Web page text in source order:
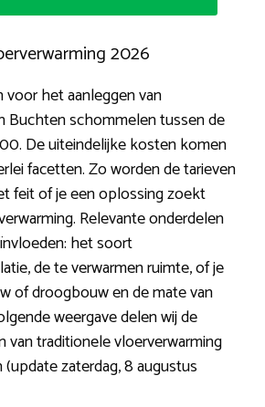
2026
het aanleggen van
Buchten schommelen tussen de
De uiteindelijke kosten komen
facetten. Zo worden de tarieven
feit of je een oplossing zoekt
Relevante onderdelen
het soort
de te verwarmen ruimte, of je
of droogbouw en de mate van
weergave delen wij de
van traditionele vloerverwarming
zaterdag, 8 augustus